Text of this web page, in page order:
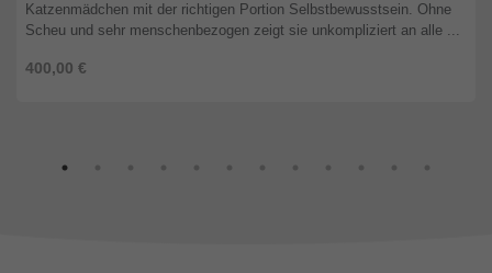
400,00 €
Katzenmädchen mit der richtigen Portion Selbstbewusstsein. Ohne
Scheu und sehr menschenbezogen zeigt sie unkompliziert an alle ...